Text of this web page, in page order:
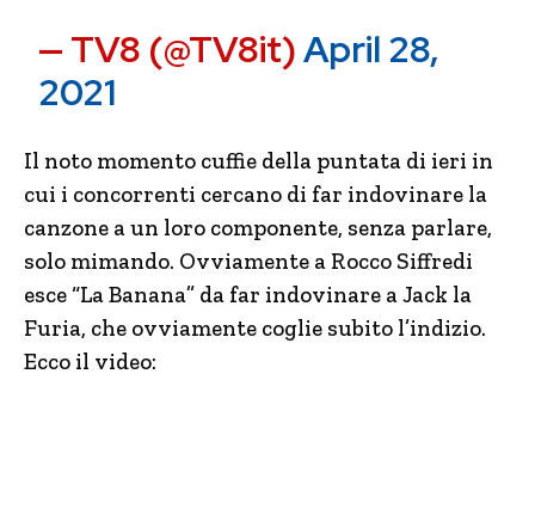
— TV8 (@TV8it)April 28,
2021
Il noto momento cuffie della puntata di ieri in
cui i concorrenti cercano di far indovinare la
canzone a un loro componente, senza parlare,
solo mimando. Ovviamente a Rocco Siffredi
esce “La Banana” da far indovinare a Jack la
Furia, che ovviamente coglie subito l’indizio.
Ecco il video: